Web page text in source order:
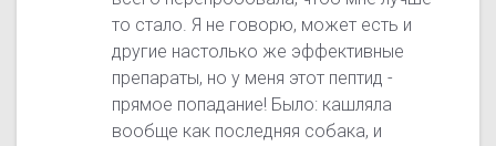
то стало. Я не говорю, может есть и
другие настолько же эффективные
препараты, но у меня этот пептид -
прямое попадание! Было: кашляла
вообще как последняя собака, и